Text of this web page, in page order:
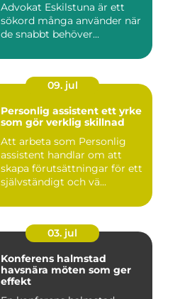
Advokat Eskilstuna är ett
sökord många använder när
de snabbt behöver...
09. jul
Personlig assistent ett yrke
som gör verklig skillnad
Att arbeta som Personlig
assistent handlar om att
skapa förutsättningar för ett
självständigt och vä...
03. jul
Konferens halmstad
havsnära möten som ger
effekt